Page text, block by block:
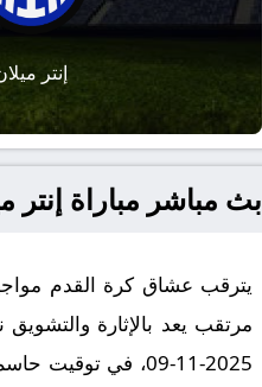
إنتر
بث مباشر مباراة إنتر
يترقب عشاق كرة القدم
مرتقب يعد بالإثارة